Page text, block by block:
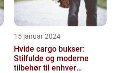
15 januar 2024
Hvide cargo bukser:
Stilfulde og moderne
tilbehør til enhver